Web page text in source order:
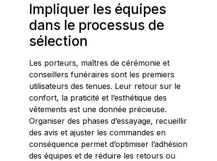
Impliquer les équipes
dans le processus de
sélection
Les porteurs, maîtres de cérémonie et
conseillers funéraires sont les premiers
utilisateurs des tenues. Leur retour sur le
confort, la praticité et l’esthétique des
vêtements est une donnée précieuse.
Organiser des phases d’essayage, recueillir
des avis et ajuster les commandes en
conséquence permet d’optimiser l’adhésion
des équipes et de réduire les retours ou